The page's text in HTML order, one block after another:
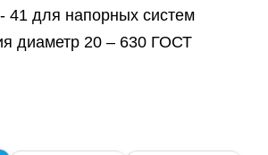
41 для напорных систем
диаметр 20 – 630 ГОСТ